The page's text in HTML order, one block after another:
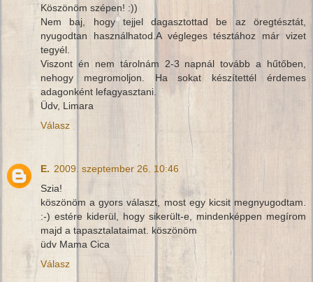
Köszönöm szépen! :))
Nem baj, hogy tejjel dagasztottad be az öregtésztát,
nyugodtan használhatod.A végleges tésztához már vizet
tegyél.
Viszont én nem tárolnám 2-3 napnál tovább a hűtőben,
nehogy megromoljon. Ha sokat készítettél érdemes
adagonként lefagyasztani.
Üdv, Limara
Válasz
E. 2009. szeptember 26. 10:46
Szia!
köszönöm a gyors választ, most egy kicsit megnyugodtam.
:-) estére kiderül, hogy sikerült-e, mindenképpen megírom
majd a tapasztalataimat. köszönöm
üdv Mama Cica
Válasz